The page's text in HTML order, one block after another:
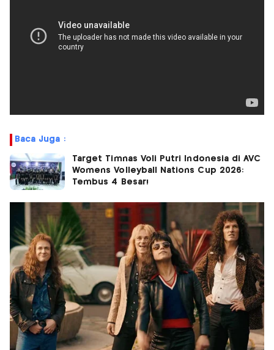
Baca Juga :
Target Timnas Voli Putri Indonesia di AVC
Womens Volleyball Nations Cup 2026:
Tembus 4 Besar!